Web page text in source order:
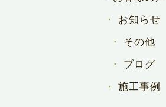
お知らせ
その他
ブログ
施工事例